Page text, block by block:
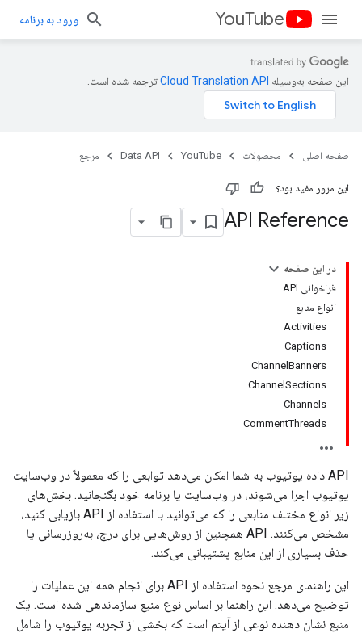
YouTube ورود به برنامه
این صفحه به‌وسیله ترجمه شده است.
صفحه اصلی محصولات YouTube
Data API مرجع
این مرور مفید بود؟
API Reference
در این صفحه
فراخوانی API
انواع منابع
Activities
Captions
ChannelBanners
ChannelSections
Channels
CommentThreads
API داده یوتیوب به شما امکان می‌دهد توابعی را که معمولاً در وب‌سایت
یوتیوب اجرا می‌شوند، در وب‌سایت یا برنامه خود بگنجانید. بخش‌های
زیر انواع مختلف منابعی را که می‌توانید با استفاده از API بازیابی کنید،
مشخص می‌کنند. API همچنین از روش‌هایی برای درج، به‌روزرسانی یا
حذف بسیاری از این منابع پشتیبانی می‌کند.
این راهنمای مرجع نحوه استفاده از API برای انجام همه این عملیات را
توضیح می‌دهد. این راهنما بر اساس نوع منبع سازماندهی شده است. یک
منبع نشان دهنده نوعی از آیتم است که بخشی از تجربه یوتیوب را شامل